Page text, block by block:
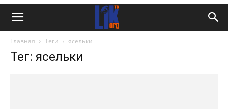
Главная Теги ясельки
Тег: ясельки